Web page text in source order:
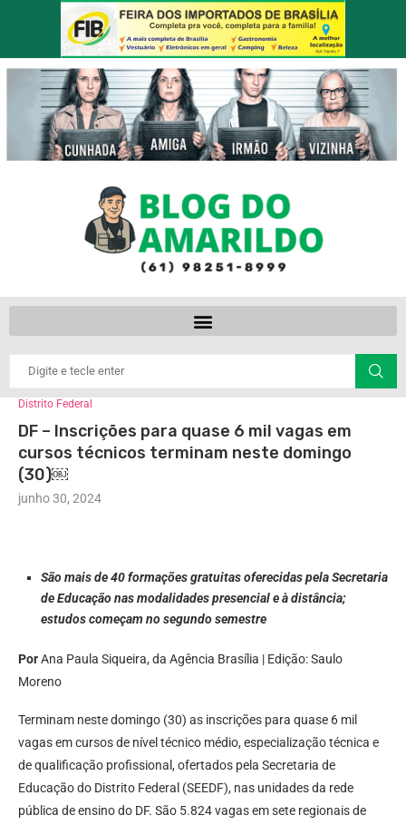
Distrito Federal
DF – Inscrições para quase 6 mil vagas em
cursos técnicos terminam neste domingo
(30)￼
junho 30, 2024
São mais de 40 formações gratuitas oferecidas pela Secretaria
de Educação nas modalidades presencial e à distância;
estudos começam no segundo semestre
PorAna Paula Siqueira, da Agência Brasília | Edição: Saulo
Moreno
Terminam neste domingo (30) as inscrições para quase 6 mil
vagas em cursos de nível técnico médio, especialização técnica e
de qualificação profissional, ofertados pela Secretaria de
Educação do Distrito Federal (SEEDF), nas unidades da rede
pública de ensino do DF. São 5.824 vagas em sete regionais de